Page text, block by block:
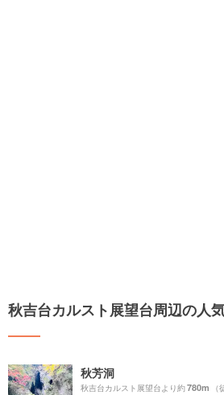
秋吉台カルスト展望台周辺の人
秋芳洞
秋吉台カルスト展望台より約780m